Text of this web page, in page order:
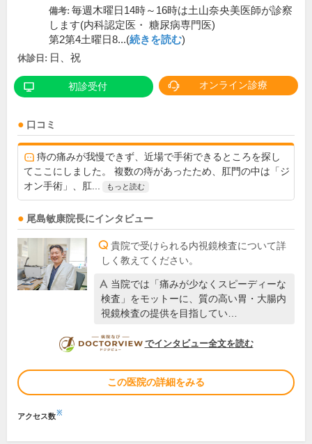
備考: 毎週木曜日14時～16時は土山奈央美医師が診察
します(内科認定医・ 糖尿病専門医)
第2第4土曜日8...(続きを読む)
休診日: 日、祝
初診受付 オンライン診療
口コミ
痔の痛みが我慢できず、近場で手術できるところを探し
てここにしました。 複数の痔があったため、肛門の中は「ジ
オン手術」、肛...
もっと読む
尾島敏康院長にインタビュー
貴院で受けられる内視鏡検査について詳
しく教えてください。
当院では「痛みが少なくスピーディーな
検査」をモットーに、質の高い胃・大腸内
視鏡検査の提供を目指してい…
DOCTORVIEW
でインタビュー全文を読む
この医院の詳細をみる
アクセス数※